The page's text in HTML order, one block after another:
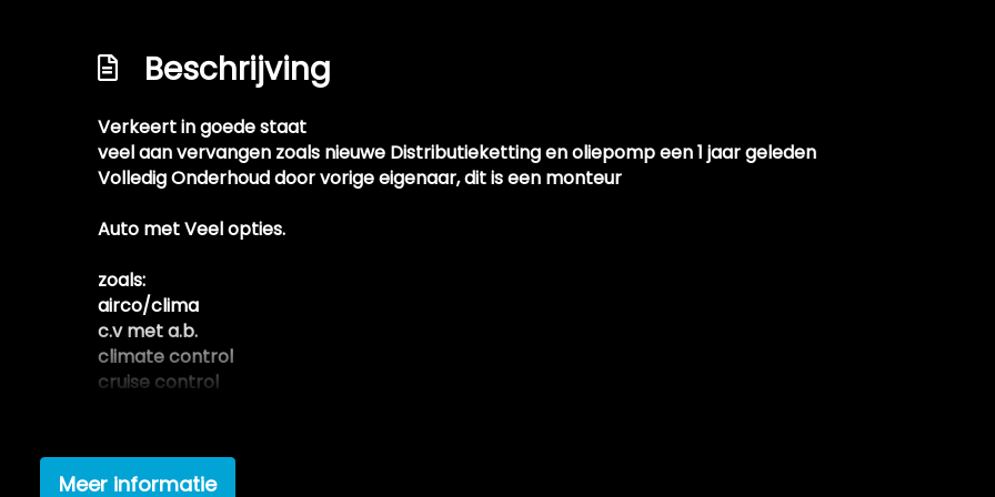
Hill hold-functie
Import auto
Koopje !
Mistlampen adaptief
Nieuwe apk bespreekbaar
Olie & filters vervangen (kleine beurt)
Schadevrij / roestvrij
Beschrijving
Verkeert in goede staat
veel aan vervangen zoals nieuwe Distributieketting en oliepomp een 1 jaar geleden
Volledig Onderhoud door vorige eigenaar, dit is een monteur
Auto met Veel opties.
zoals:
airco/clima
c.v met a.b.
climate control
cruise control
Navigatie
radio met scherm
Meer informatie